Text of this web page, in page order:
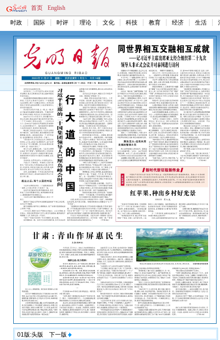
首页 English
时政 国际 时评 理论 文化 科技 教育 经济 生活
01版:头版 下一版